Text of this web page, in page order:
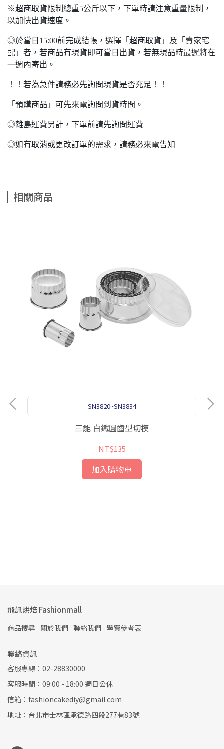
※超商取貨限制總重5公斤以下，下單時請注意重量限制，
以加快出貨速度。
◎於當日15:00前完成結帳，選擇「超商取貨」及「賣家宅
配」者，若商品有現貨即可當日出貨，若無現品時最遲將在
一週內寄出。
！！若為急件請務必先詢問現貨是否充足！！
「預購商品」可先來電詢問到貨時間。
◎離島運費另計，下單前請先詢問運費
◎如有取消或更改訂單的需求，請務必來電告知
相關商品
SN3820~SN3834
三能 白鐵圓齒型切模
NT$135
加入購物車
飛訊烘焙 Fashionmall
商品搜尋 關於我們 聯絡我們 學費參考表
聯絡資訊
客服專線：02-28830000
客服時間：09:00 - 18:00 週日公休
信箱：fashioncakediy@gmail.com
地址：台北市士林區承德路四段277巷83號